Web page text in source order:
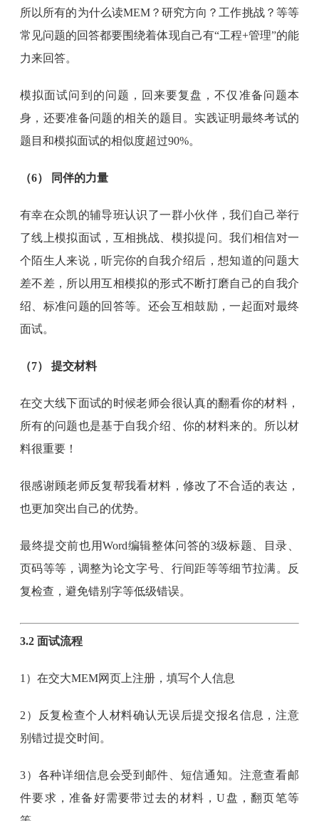
所以所有的为什么读MEM？研究方向？工作挑战？等等
常见问题的回答都要围绕着体现自己有“工程+管理”的能
力来回答。
模拟面试问到的问题，回来要复盘，不仅准备问题本
身，还要准备问题的相关的题目。实践证明最终考试的
题目和模拟面试的相似度超过90%。
（6） 同伴的力量
有幸在众凯的辅导班认识了一群小伙伴，我们自己举行
了线上模拟面试，互相挑战、模拟提问。我们相信对一
个陌生人来说，听完你的自我介绍后，想知道的问题大
差不差，所以用互相模拟的形式不断打磨自己的自我介
绍、标准问题的回答等。还会互相鼓励，一起面对最终
面试。
（7） 提交材料
在交大线下面试的时候老师会很认真的翻看你的材料，
所有的问题也是基于自我介绍、你的材料来的。所以材
料很重要！
很感谢顾老师反复帮我看材料，修改了不合适的表达，
也更加突出自己的优势。
最终提交前也用Word编辑整体问答的3级标题、目录、
页码等等，调整为论文字号、行间距等等细节拉满。反
复检查，避免错别字等低级错误。
3.2 面试流程
1）在交大MEM网页上注册，填写个人信息
2）反复检查个人材料确认无误后提交报名信息，注意
别错过提交时间。
3）各种详细信息会受到邮件、短信通知。注意查看邮
件要求，准备好需要带过去的材料，U盘，翻页笔等